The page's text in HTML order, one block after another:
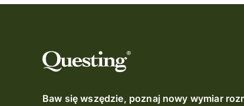
Baw się wszędzie, poznaj nowy wymiar